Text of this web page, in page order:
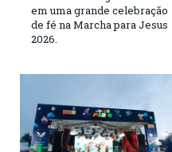
em uma grande celebração
de fé na Marcha para Jesus
2026.